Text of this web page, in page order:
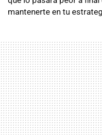
mantenerte en tu